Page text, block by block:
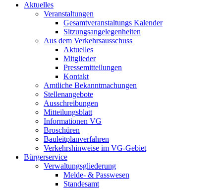
Aktuelles
Veranstaltungen
Gesamtveranstaltungs Kalender
Sitzungsangelegenheiten
Aus dem Verkehrsausschuss
Aktuelles
Mitglieder
Pressemitteilungen
Kontakt
Amtliche Bekanntmachungen
Stellenangebote
Ausschreibungen
Mitteilungsblatt
Informationen VG
Broschüren
Bauleitplanverfahren
Verkehrshinweise im VG-Gebiet
Bürgerservice
Verwaltungsgliederung
Melde- & Passwesen
Standesamt